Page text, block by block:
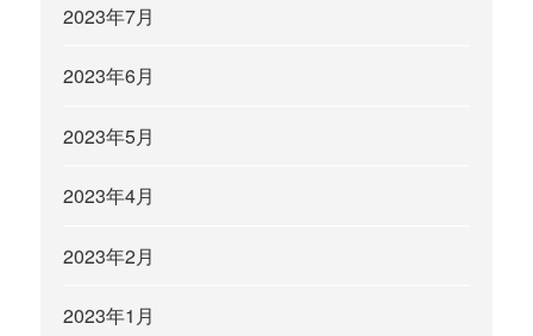
2023年7月
2023年6月
2023年5月
2023年4月
2023年2月
2023年1月